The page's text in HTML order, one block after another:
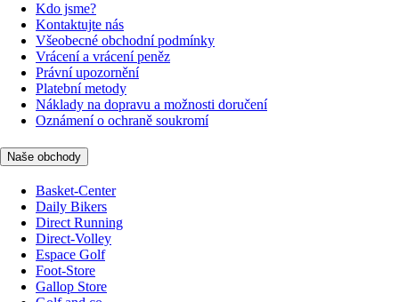
Kdo jsme?
Kontaktujte nás
Všeobecné obchodní podmínky
Vrácení a vrácení peněz
Právní upozornění
Platební metody
Náklady na dopravu a možnosti doručení
Oznámení o ochraně soukromí
Naše obchody
Basket-Center
Daily Bikers
Direct Running
Direct-Volley
Espace Golf
Foot-Store
Gallop Store